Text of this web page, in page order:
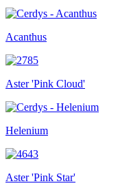
Acanthus
Aster 'Pink Cloud'
Helenium
Aster 'Pink Star'